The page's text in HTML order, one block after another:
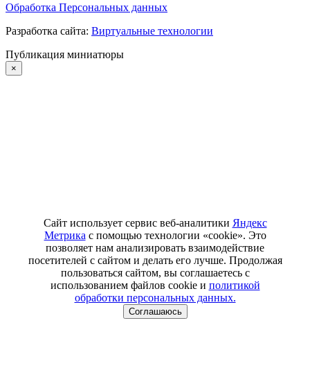
Обработка Персональных данных
Разработка сайта: Виртуальные технологии
Публикация миниатюры
×
Сайт использует сервис веб-аналитики Яндекс
Метрика с помощью технологии «cookie». Это
позволяет нам анализировать взаимодействие
посетителей с сайтом и делать его лучше. Продолжая
пользоваться сайтом, вы соглашаетесь с
использованием файлов cookie и политикой
обработки персональных данных.
Соглашаюсь